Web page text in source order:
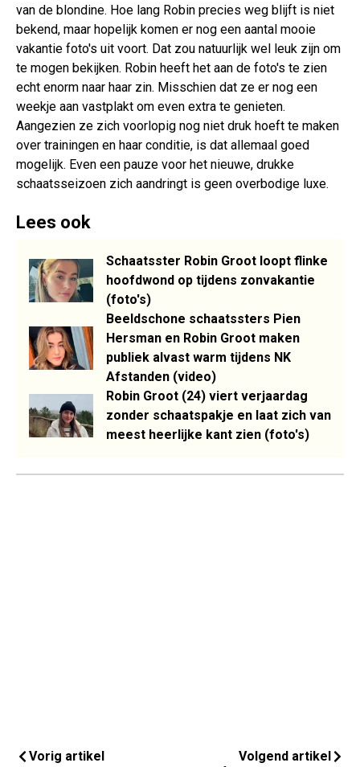
van de blondine. Hoe lang Robin precies weg blijft is niet
bekend, maar hopelijk komen er nog een aantal mooie
vakantie foto's uit voort. Dat zou natuurlijk wel leuk zijn om
te mogen bekijken. Robin heeft het aan de foto's te zien
echt enorm naar haar zin. Misschien dat ze er nog een
weekje aan vastplakt om even extra te genieten.
Aangezien ze zich voorlopig nog niet druk hoeft te maken
over trainingen en haar conditie, is dat allemaal goed
mogelijk. Even een pauze voor het nieuwe, drukke
schaatsseizoen zich aandringt is geen overbodige luxe.
Lees ook
Schaatsster Robin Groot loopt flinke
hoofdwond op tijdens zonvakantie
(foto's)
Beeldschone schaatssters Pien
Hersman en Robin Groot maken
publiek alvast warm tijdens NK
Afstanden (video)
Robin Groot (24) viert verjaardag
zonder schaatspakje en laat zich van
meest heerlijke kant zien (foto's)
Vorig artikel
Volgend artikel